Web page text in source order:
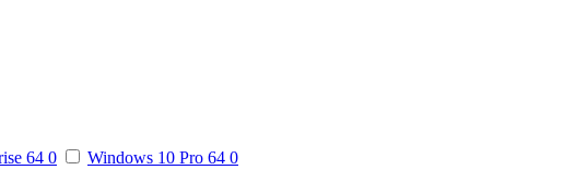
64 0 Windows 10 Pro 64 0